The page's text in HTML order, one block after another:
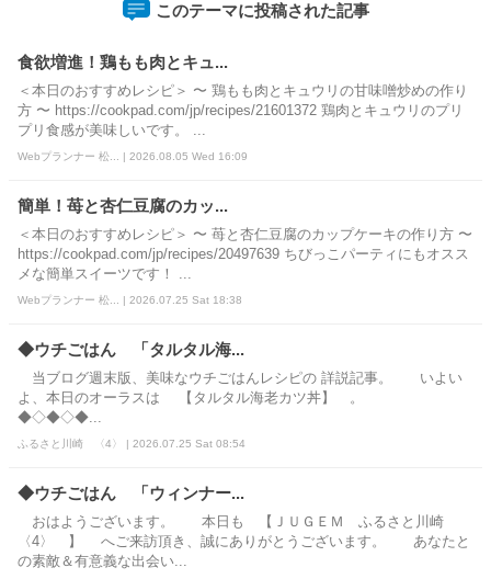
このテーマに投稿された記事
食欲増進！鶏もも肉とキュ...
＜本日のおすすめレシピ＞ 〜 鶏もも肉とキュウリの甘味噌炒めの作り
方 〜 https://cookpad.com/jp/recipes/21601372 鶏肉とキュウリのプリ
プリ食感が美味しいです。 ...
Webプランナー 松... | 2026.08.05 Wed 16:09
簡単！苺と杏仁豆腐のカッ...
＜本日のおすすめレシピ＞ 〜 苺と杏仁豆腐のカップケーキの作り方 〜
https://cookpad.com/jp/recipes/20497639 ちびっこパーティにもオスス
メな簡単スイーツです！ ...
Webプランナー 松... | 2026.07.25 Sat 18:38
◆ウチごはん 「タルタル海...
当ブログ週末版、美味なウチごはんレシピの 詳説記事。 いよい
よ、本日のオーラスは 【タルタル海老カツ丼】 。
◆◇◆◇◆...
ふるさと川崎 〈4〉 | 2026.07.25 Sat 08:54
◆ウチごはん 「ウィンナー...
おはようございます。 本日も 【ＪＵＧＥＭ ふるさと川崎
〈4〉 】 へご来訪頂き、誠にありがとうございます。 あなたと
の素敵＆有意義な出会い...